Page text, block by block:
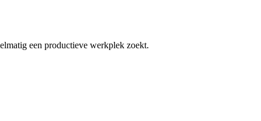
een productieve werkplek zoekt.